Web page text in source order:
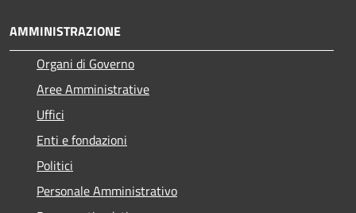
AMMINISTRAZIONE
Organi di Governo
Aree Amministrative
Uffici
Enti e fondazioni
Politici
Personale Amministrativo